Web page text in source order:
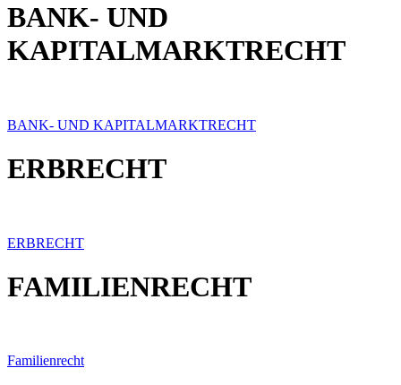
BANK- UND
KAPITALMARKTRECHT
BANK- UND KAPITALMARKTRECHT
ERBRECHT
ERBRECHT
FAMILIENRECHT
Familienrecht